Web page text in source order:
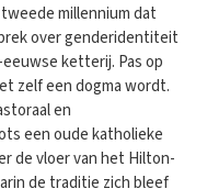
millennium dat
over genderidentiteit
ketterij. Pas op
zelf een dogma wordt.
en
een oude katholieke
de vloer van het Hilton-
de traditie zich bleef